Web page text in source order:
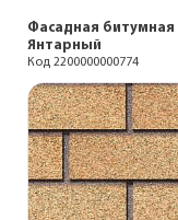
Фасадная битумная
Янтарный
Код 2200000000774